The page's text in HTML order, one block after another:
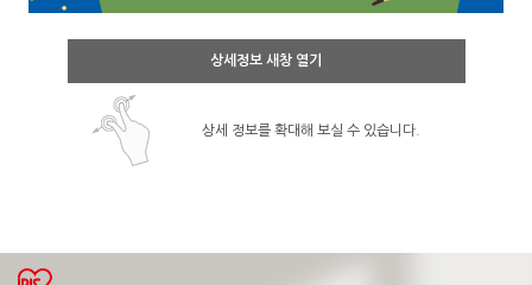
상세정보 새창 열기
상세 정보를 확대해 보실 수 있습니다.